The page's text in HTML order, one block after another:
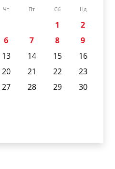
Чт Пт Сб Нд
1
2
6 7 8
9
13 14 15
16
20 21 22
23
27 28 29
30